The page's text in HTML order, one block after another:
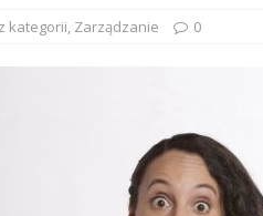
kategorii, Zarządzanie 0